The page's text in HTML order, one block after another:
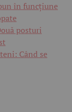
în funcțiune
posturi
Când se